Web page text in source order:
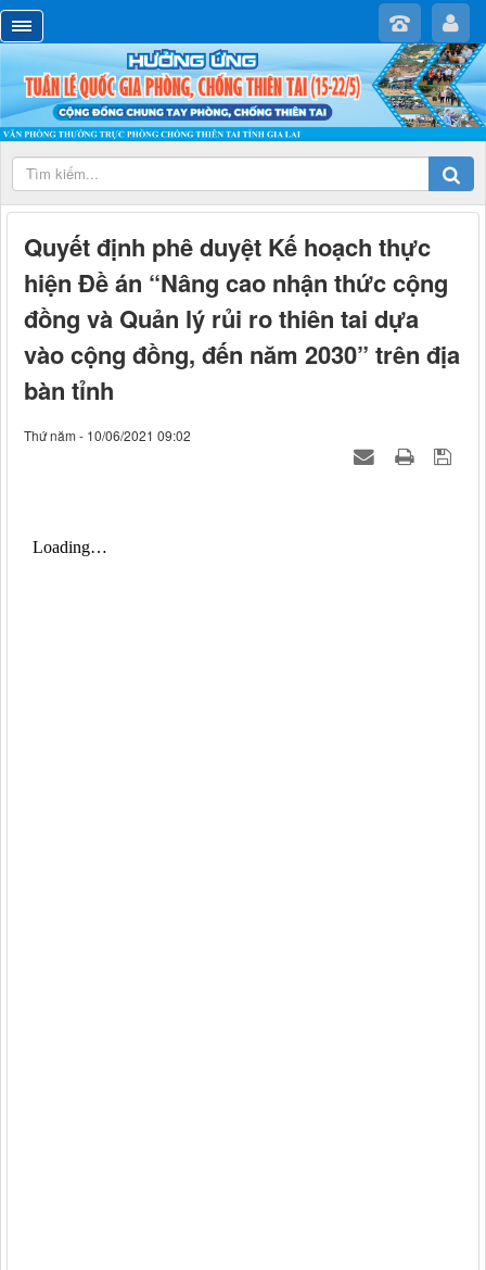
Quyết định phê duyệt Kế hoạch thực
hiện Đề án “Nâng cao nhận thức cộng
đồng và Quản lý rủi ro thiên tai dựa
vào cộng đồng, đến năm 2030” trên địa
bàn tỉnh
Thứ năm - 10/06/2021 09:02